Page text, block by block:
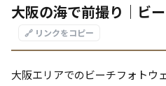
大阪の海で前撮り｜ビ
🔗 リンクをコピー
大阪エリアでのビーチフォトウ